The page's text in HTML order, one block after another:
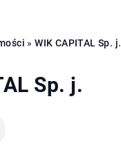
»WIK CAPITAL Sp. j.
Sp. j.